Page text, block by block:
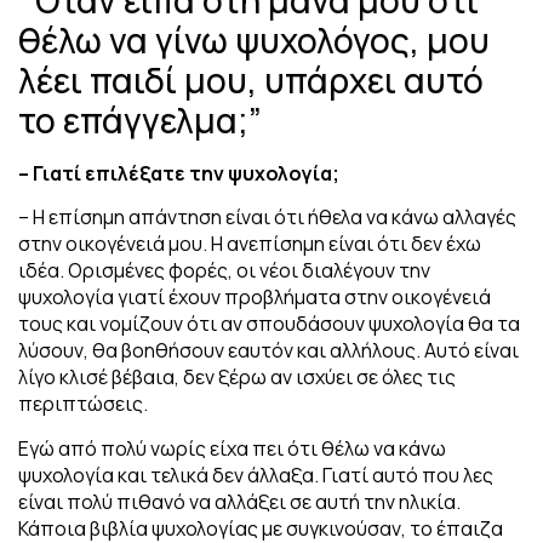
θέλω να γίνω ψυχολόγος, μου
λέει παιδί μου, υπάρχει αυτό
το επάγγελμα;”
– Γιατί επιλέξατε την ψυχολογία;
– Η επίσημη απάντηση είναι ότι ήθελα να κάνω αλλαγές
στην οικογένειά μου. Η ανεπίσημη είναι ότι δεν έχω
ιδέα.Ορισμένες φορές, οι νέοι διαλέγουν την
ψυχολογία γιατί έχουν προβλήματα στην οικογένειά
τους και νομίζουν ότι αν σπουδάσουν ψυχολογία θα τα
λύσουν, θα βοηθήσουν εαυτόν και αλλήλους. Αυτό είναι
λίγο κλισέ βέβαια, δεν ξέρω αν ισχύει σε όλες τις
περιπτώσεις.
Εγώ από πολύ νωρίς είχα πει ότι θέλω να κάνω
ψυχολογία και τελικά δεν άλλαξα.Γιατί αυτό που λες
είναι πολύ πιθανό να αλλάξει σε αυτή την ηλικία.
Κάποια βιβλία ψυχολογίας με συγκινούσαν, το έπαιζα